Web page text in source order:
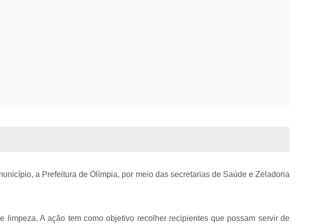
a Prefeitura de Olímpia, por meio das secretarias de Saúde e Zeladoria
A ação tem como objetivo recolher recipientes que possam servir de